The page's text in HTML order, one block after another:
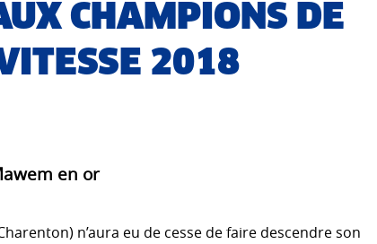
CHAMPIONS DE
2018
en or
n’aura eu de cesse de faire descendre son